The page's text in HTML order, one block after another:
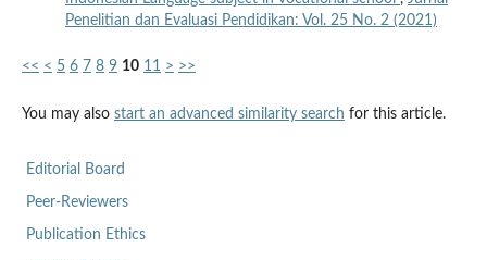
Penelitian dan Evaluasi Pendidikan: Vol. 25 No. 2 (2021)
<< < 5 6 7 8 9 10 11 > >>
You may also start an advanced similarity search for this article.
Editorial Board
Peer-Reviewers
Publication Ethics